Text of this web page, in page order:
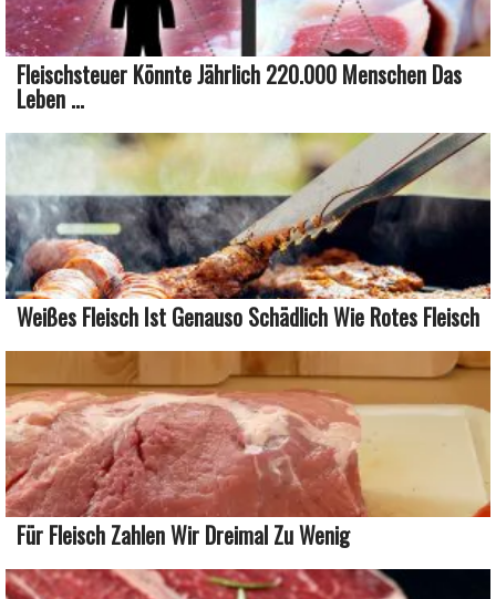
Fleischsteuer Könnte Jährlich 220.000 Menschen Das
Leben ...
Weißes Fleisch Ist Genauso Schädlich Wie Rotes Fleisch
Für Fleisch Zahlen Wir Dreimal Zu Wenig